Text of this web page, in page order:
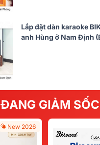
Lắp đặt dàn karaoke
anh Hùng ở Nam Định
ĐANG GIẢM SỐC
New 2026